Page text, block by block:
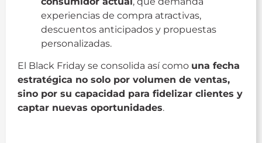
experiencias de compra atractivas,
descuentos anticipados y propuestas
personalizadas.
El Black Friday se consolida así como una fecha
estratégica no solo por volumen de ventas,
sino por su capacidad para fidelizar clientes y
captar nuevas oportunidades.